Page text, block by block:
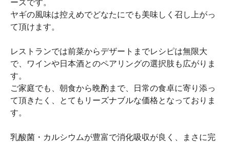
ーズです。
ヤギの風味は控えめでどなたにでも美味しく召し上がっ
て頂けます。
レストランでは前菜からデザートまでレシピは無限大
で、ワインや日本酒とのペアリングの選択肢も広がりま
す。
ご家庭でも、朝食から晩酌まで、日常の食卓に寄り添っ
て頂きたく、とてもリーズナブルな価格となっておりま
す。
乳酸菌・カルシウムが豊富で消化吸収が良く、まさに完